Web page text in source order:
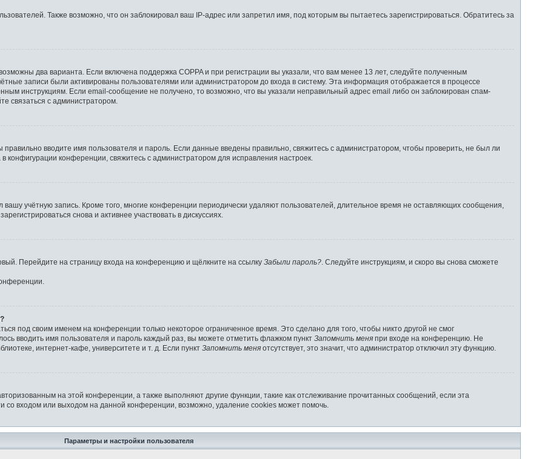
Также возможно, что он заблокировал ваш IP-адрес или запретил имя, под которым вы пытаетесь зарегистрироваться. Обратитесь за
два варианта. Если включена поддержка COPPA и при регистрации вы указали, что вам менее 13 лет, следуйте полученным
записи были активированы пользователями или администратором до входа в систему. Эта информация отображается в процессе
инструкциям. Если email-сообщение не получено, то возможно, что вы указали неправильный адрес email либо он заблокирован спам-
связаться с администратором.
вводите имя пользователя и пароль. Если данные введены правильно, свяжитесь с администратором, чтобы проверить, не был ли
конференции, свяжитесь с администратором для исправления настроек.
учётную запись. Кроме того, многие конференции периодически удаляют пользователей, длительное время не оставляющих сообщения,
снова и активнее участвовать в дискуссиях.
Перейдите на страницу входа на конференцию и щёлкните на ссылку Забыли пароль? . Следуйте инструкциям, и скоро вы снова сможете
под своим именем на конференции только некоторое ограниченное время. Это сделано для того, чтобы никто другой не смог
вводить имя пользователя и пароль каждый раз, вы можете отметить флажком пункт Запомнить меня при входе на конференцию. Не
интернет-кафе, университете и т. д. Если пункт Запомнить меня отсутствует, это значит, что администратор отключил эту функцию.
на этой конференции, а также выполняют другие функции, такие как отслеживание прочитанных сообщений, если эта
со входом или выходом на данной конференции, возможно, удаление cookies может помочь.
Параметры и настройки пользователя